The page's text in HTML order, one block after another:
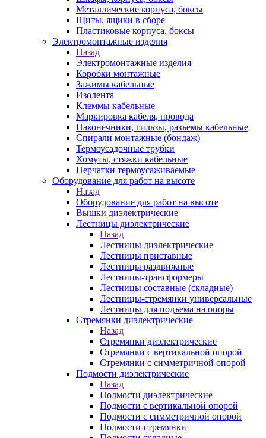
Металлические корпуса, боксы
Щиты, ящики в сборе
Пластиковые корпуса, боксы
Электромонтажные изделия
Назад
Электромонтажные изделия
Коробки монтажные
Зажимы кабельные
Изолента
Клеммы кабельные
Маркировка кабеля, провода
Наконечники, гильзы, разъемы кабельные
Спирали монтажные (бондаж)
Термоусадочные трубки
Хомуты, стяжки кабельные
Перчатки термоусаживаемые
Оборудование для работ на высоте
Назад
Оборудование для работ на высоте
Вышки диэлектрические
Лестницы диэлектрические
Назад
Лестницы диэлектрические
Лестницы приставные
Лестницы раздвижные
Лестницы-трансформеры
Лестницы составные (складные)
Лестницы-стремянки универсальные
Лестницы для подъема на опоры
Стремянки диэлектрические
Назад
Стремянки диэлектрические
Стремянки с вертикальной опорой
Стремянки с симметричной опорой
Подмости диэлектрические
Назад
Подмости диэлектрические
Подмости с вертикальной опорой
Подмости с симметричной опорой
Подмости-стремянки